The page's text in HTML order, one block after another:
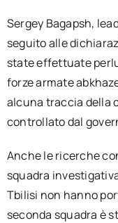
Sergey Bagapsh,
seguito alle
state effettuate
forze armate
alcuna traccia della
controllato dal
Anche le ricerche
squadra
Tbilisi non hanno
seconda squadra è